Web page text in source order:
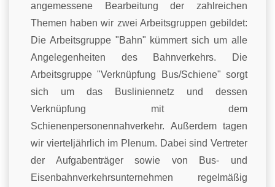
angemessene Bearbeitung der zahlreichen
Themen haben wir zwei Arbeitsgruppen gebildet:
Die Arbeitsgruppe "Bahn" kümmert sich um alle
Angelegenheiten des Bahnverkehrs. Die
Arbeitsgruppe "Verknüpfung Bus/Schiene" sorgt
sich um das Busliniennetz und dessen
Verknüpfung mit dem
Schienenpersonennahverkehr. Außerdem tagen
wir vierteljährlich im Plenum. Dabei sind Vertreter
der Aufgabenträger sowie von Bus- und
Eisenbahnverkehrsunternehmen regelmäßig